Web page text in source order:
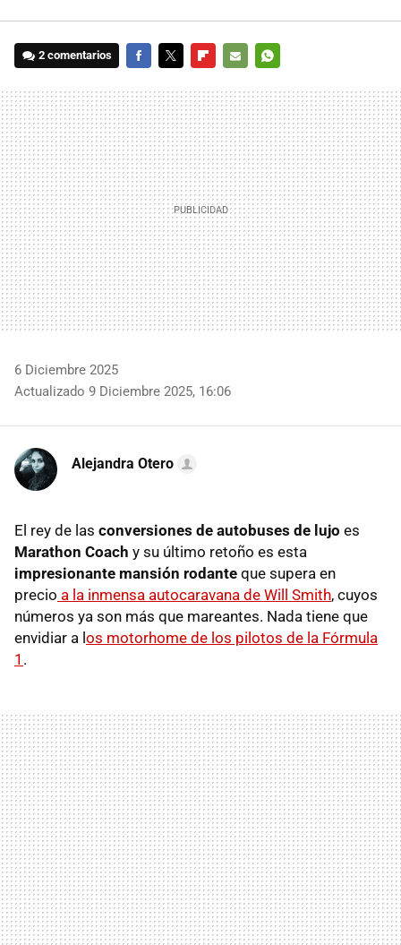
2 comentarios
MAIL
6 Diciembre 2025
Actualizado 9 Diciembre 2025, 16:06
Alejandra Otero
El rey de las conversiones de autobuses de lujo es
Marathon Coach y su último retoño es esta
impresionante mansión rodante que supera en
precio a la inmensa autocaravana de Will Smith, cuyos
números ya son más que mareantes. Nada tiene que
envidiar a l os motorhome de los pilotos de la Fórmula
1 .